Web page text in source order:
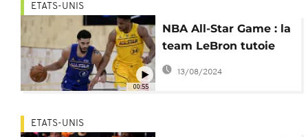
00:55
ETATS-UNIS
NBA All-Star Game : la
team LeBron tutoie
les étoiles
13/08/2024
ETATS-UNIS